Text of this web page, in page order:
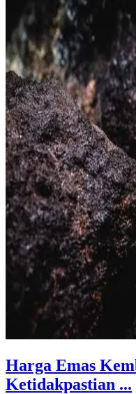
Harga Emas
Ketidakpastian ...